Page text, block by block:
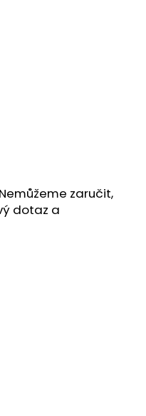
zaručit,
dotaz a